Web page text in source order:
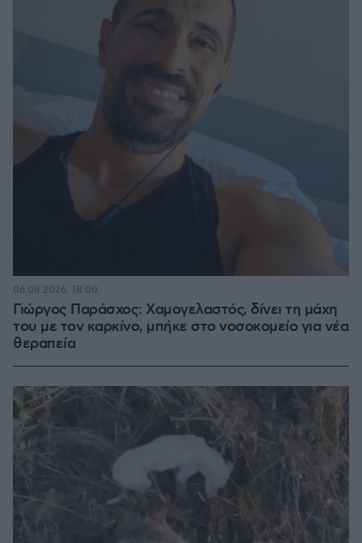
Γιώργος Παράσχος: Χαμογελαστός, δίνει τη μάχη
του με τον καρκίνο, μπήκε στο νοσοκομείο για νέα
θεραπεία
06.08.2026, 18:00